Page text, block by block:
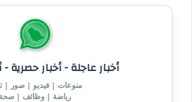
أخبار عاجلة - أخبار حصرية
منوعات | فيديو | صور |
رياضة | وظائف | صحة